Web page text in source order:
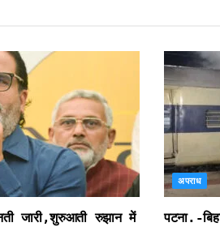
जारी,शुरुआती रुझान में
अपराध
पटना.-